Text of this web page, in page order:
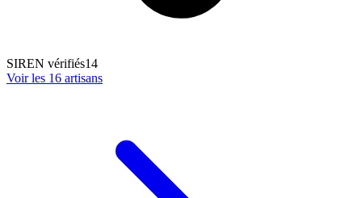
SIREN vérifiés14
Voir les 16 artisans